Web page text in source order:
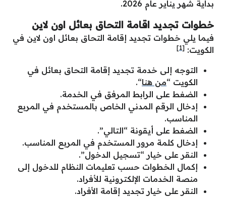
بداية شهر يناير عام 2026.
خطوات تجديد اقامة التحاق بعائل اون لاين
فيما يلي خطوات تجديد إقامة التحاق بعائل اون لاين في
الكويت: [1]
التوجه إلى خدمة تجديد إقامة التحاق بعائل في
الكويت “من هنا“.
الضغط على الرابط المرفق في الخدمة.
إدخال الرقم المدني الخاص بالمستخدم في المربع
المناسب.
الضغط على أيقونة “التالي”.
إدخال كلمة مرور المستخدم في المربع المناسب.
النقر على خيار “تسجيل الدخول”.
إكمال الخطوات حسب تعليمات النظام للدخول إلى
منصة الخدمات الإلكترونية للأفراد.
النقر على خيار تجديد إقامة الأفراد.